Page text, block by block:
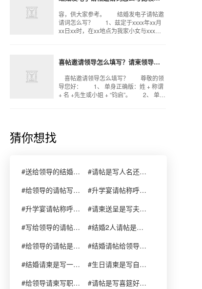
容，供大家参考。 结婚发电子请帖邀
请词怎么写？ 1、兹定于xxxx年xx月
xx日xx时，在xx地点为我家小女与xxx举
喜帖邀请领导怎么填写？请柬领导称呼怎么写
喜帖邀请领导怎么填写？ 尊敬的领
导您好： 1、 单身正确版：姓 + 称谓
+ 名 +先生或小姐 + “钧启”。 2、 单身
猜你想找
#送给领导的结婚请帖是写先生好还是写职位
#请帖是写人名还是职位
#给领导的请帖写名字还是职位
#升学宴请帖称呼先生还是职位
#升学宴请帖称呼先生还是职位喜帖
#请柬送呈是写夫妇还是先生
#写给领导的请帖称呼名字还是职位
#结婚2人请帖是写夫妻还是夫妇好
#给领导的请帖是写名字还是总
#结婚请帖给领导是写名字还是称谓
#结婚请柬是写一家好还是全家呢
#生日请柬是写自己的还是领导的
#给领导请柬写职位还是名字
#请帖是写喜筵好呢还是喜宴好呢